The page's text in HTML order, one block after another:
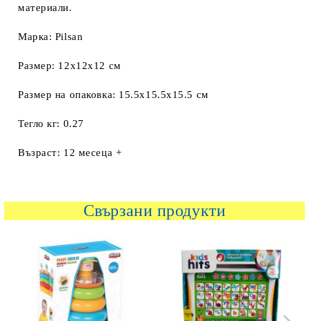
материали.
Марка: Pilsan
Размер: 12x12x12 см
Размер на опаковка: 15.5x15.5x15.5 см
Тегло кг: 0.27
Възраст: 12 месеца +
Свързани продукти